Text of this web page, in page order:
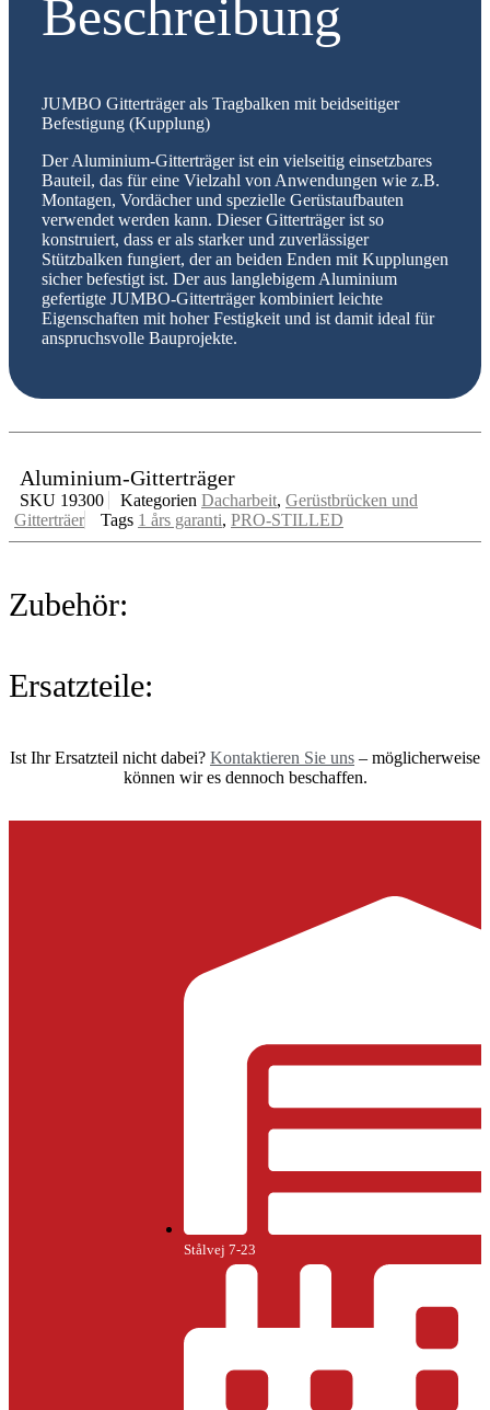
Beschreibung
JUMBO Gitterträger als Tragbalken mit beidseitiger
Befestigung (Kupplung)
Der Aluminium-Gitterträger ist ein vielseitig einsetzbares
Bauteil, das für eine Vielzahl von Anwendungen wie z.B.
Montagen, Vordächer und spezielle Gerüstaufbauten
verwendet werden kann. Dieser Gitterträger ist so
konstruiert, dass er als starker und zuverlässiger
Stützbalken fungiert, der an beiden Enden mit Kupplungen
sicher befestigt ist. Der aus langlebigem Aluminium
gefertigte JUMBO-Gitterträger kombiniert leichte
Eigenschaften mit hoher Festigkeit und ist damit ideal für
anspruchsvolle Bauprojekte.
Aluminium-Gitterträger
SKU 19300 Kategorien Dacharbeit, Gerüstbrücken und
Gitterträer
Tags 1 års garanti, PRO-STILLED
Zubehör:
Ersatzteile:
Ist Ihr Ersatzteil nicht dabei? Kontaktieren Sie uns – möglicherweise
können wir es dennoch beschaffen.
Stålvej 7-23